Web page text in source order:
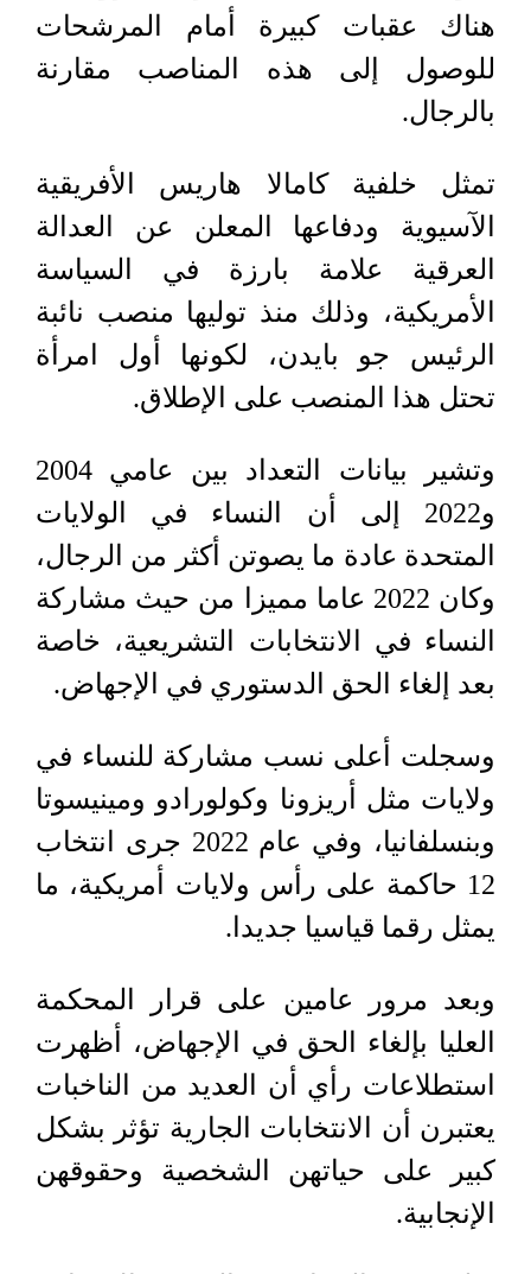
هناك عقبات كبيرة أمام المرشحات
للوصول إلى هذه المناصب مقارنة
بالرجال.
تمثل خلفية كامالا هاريس الأفريقية
الآسيوية ودفاعها المعلن عن العدالة
العرقية علامة بارزة في السياسة
الأمريكية، وذلك منذ توليها منصب نائبة
الرئيس جو بايدن، لكونها أول امرأة
تحتل هذا المنصب على الإطلاق.
وتشير بيانات التعداد بين عامي 2004
و2022 إلى أن النساء في الولايات
المتحدة عادة ما يصوتن أكثر من الرجال،
وكان 2022 عاما مميزا من حيث مشاركة
النساء في الانتخابات التشريعية، خاصة
بعد إلغاء الحق الدستوري في الإجهاض.
وسجلت أعلى نسب مشاركة للنساء في
ولايات مثل أريزونا وكولورادو ومينيسوتا
وبنسلفانيا، وفي عام 2022 جرى انتخاب
12 حاكمة على رأس ولايات أمريكية، ما
يمثل رقما قياسيا جديدا.
وبعد مرور عامين على قرار المحكمة
العليا بإلغاء الحق في الإجهاض، أظهرت
استطلاعات رأي أن العديد من الناخبات
يعتبرن أن الانتخابات الجارية تؤثر بشكل
كبير على حياتهن الشخصية وحقوقهن
الإنجابية.